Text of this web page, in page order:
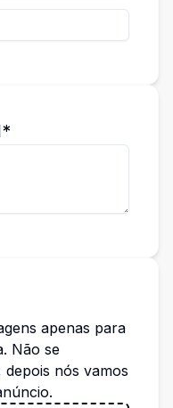
apenas para
Não se
nós vamos